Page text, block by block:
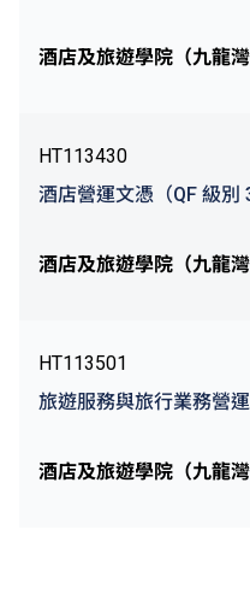
酒店及旅遊學院（九龍灣
HT113430
酒店營運文憑（QF 級別 3
酒店及旅遊學院（九龍灣
HT113501
旅遊服務與旅行業務營運
酒店及旅遊學院（九龍灣